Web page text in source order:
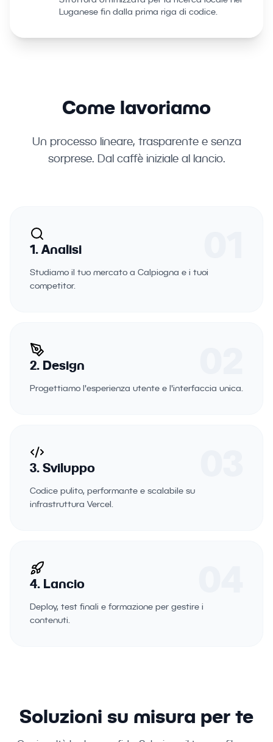
Luganese fin dalla prima riga di codice.
Come lavoriamo
Un processo lineare, trasparente e senza
sorprese. Dal caffè iniziale al lancio.
1. Analisi
Studiamo il tuo mercato a Calpiogna e i tuoi
competitor.
2. Design
Progettiamo l'esperienza utente e l'interfaccia unica.
3. Sviluppo
Codice pulito, performante e scalabile su
infrastruttura Vercel.
4. Lancio
Deploy, test finali e formazione per gestire i
contenuti.
Soluzioni su misura per te